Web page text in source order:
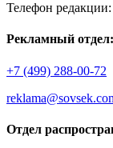
Телефон редакции:
Рекламный отдел:
+7 (499) 288-00-72
Отдел